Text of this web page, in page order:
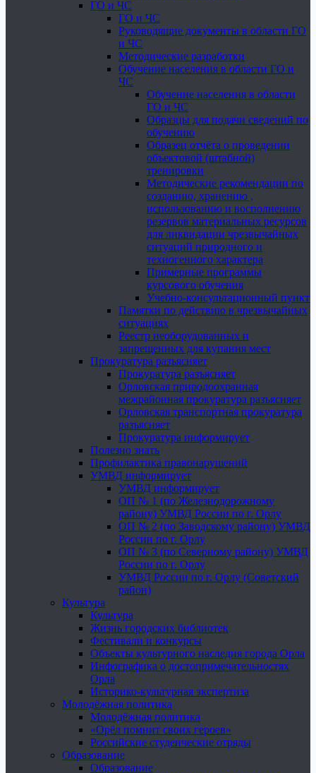
ГО и ЧС
ГО и ЧС
Руководящие документы в области ГО
и ЧС
Методические разработки
Обучение населения в области ГО и
ЧС
Обучение населения в области
ГО и ЧС
Образцы для подачи сведений по
обучению
Образец отчёта о проведении
объектовой (штабной)
тренировки
Методические рекомендации по
созданию, хранению ,
использованию и восполнению
резервов материальных ресурсов
для ликвидации чрезвычайных
ситуаций природного и
техногенного характера
Примерные программы
курсового обучения
Учебно-консультационный пункт
Памятки по действию в чрезвычайных
ситуациях
Реестр необорудованных и
запрещенных для купания мест
Прокуратура разъясняет
Прокуратура разъясняет
Орловская природоохранная
межрайонная прокуратура разъясняет
Орловская транспортная прокуратура
разъясняет
Прокуратура информирует
Полезно знать
Профилактика правонарушений
УМВД информирует
УМВД информирует
ОП № 1 (по Железнодорожному
району) УМВД России по г. Орлу
ОП № 2 (по Заводскому району) УМВД
России по г. Орлу
ОП № 3 (по Северному району) УМВД
России по г. Орлу
УМВД России по г. Орлу (Советский
район)
Культура
Культура
Жизнь городских библиотек
Фестивали и конкурсы
Объекты культурного наследия города Орла
Инфографика о достопримечательностях
Орла
Историко-культурная экспертиза
Молодёжная политика
Молодёжная политика
«Орёл помнит своих героев»
Российские студенческие отряды
Образование
Образование